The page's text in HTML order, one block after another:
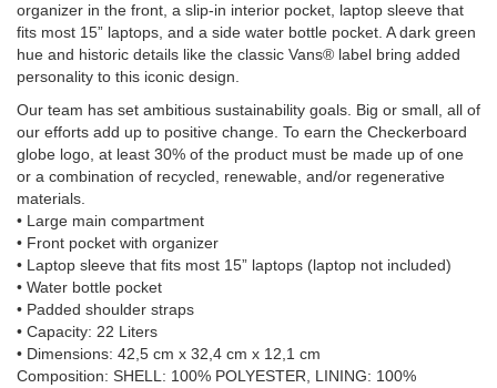
organizer in the front, a slip-in interior pocket, laptop sleeve that
fits most 15” laptops, and a side water bottle pocket. A dark green
hue and historic details like the classic Vans® label bring added
personality to this iconic design.
Our team has set ambitious sustainability goals. Big or small, all of
our efforts add up to positive change. To earn the Checkerboard
globe logo, at least 30% of the product must be made up of one
or a combination of recycled, renewable, and/or regenerative
materials.
• Large main compartment
• Front pocket with organizer
• Laptop sleeve that fits most 15” laptops (laptop not included)
• Water bottle pocket
• Padded shoulder straps
• Capacity: 22 Liters
• Dimensions: 42,5 cm x 32,4 cm x 12,1 cm
Composition: SHELL: 100% POLYESTER, LINING: 100%